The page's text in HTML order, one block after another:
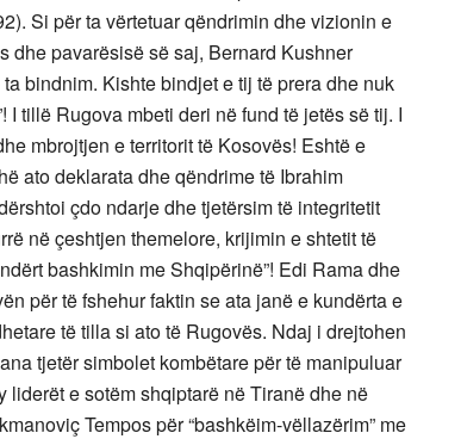
Si për ta vërtetuar qëndrimin dhe vizionin e
dhe pavarësisë së saj, Bernard Kushner
bindnim. Kishte bindjet e tij të prera dhe nuk
tillë Rugova mbeti deri në fund të jetës së tij. I
mbrojtjen e territorit të Kosovës! Eshtë e
ato deklarata dhe qëndrime të Ibrahim
çdo ndarje dhe tjetërsim të integritetit
në çeshtjen themelore, krijimin e shtetit të
bashkimin me Shqipërinë”! Edi Rama dhe
për të fshehur faktin se ata janë e kundërta e
të tilla si ato të Rugovës. Ndaj i drejtohen
tjetër simbolet kombëtare për të manipuluar
liderët e sotëm shqiptarë në Tiranë dhe në
Tempos për “bashkëim-vëllazërim” me